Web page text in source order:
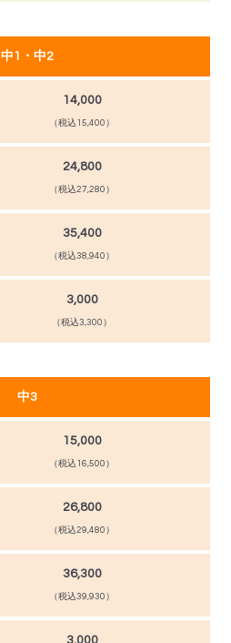
中1・中2
14,000
（税込15,400）
24,800
（税込27,280）
35,400
（税込38,940）
3,000
（税込3,300）
中3
15,000
（税込16,500）
26,800
（税込29,480）
36,300
（税込39,930）
3,000